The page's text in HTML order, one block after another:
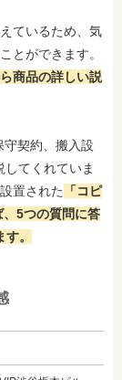
ているため、気
とができます。
商品の詳しい説
契約、搬入設
てくれていま
置された
「コピ
5つの質問に答
。